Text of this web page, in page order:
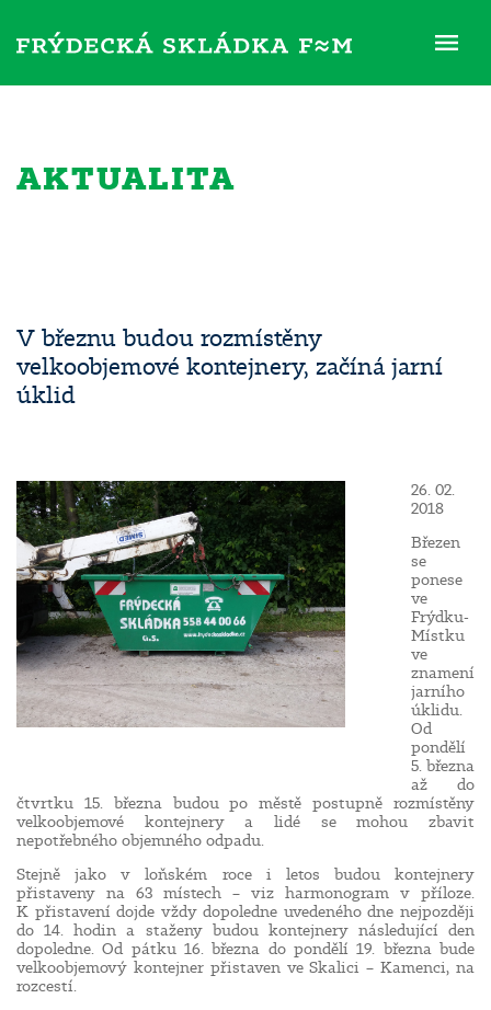
ME
AKTUALITA
V březnu budou rozmístěny
velkoobjemové kontejnery, začíná jarní
úklid
26. 02.
2018
Březen
se
ponese
ve
Frýdku-
Místku
ve
znamení
jarního
úklidu.
Od
pondělí
5. března
až do
čtvrtku 15. března budou po městě postupně rozmístěny
velkoobjemové kontejnery a lidé se mohou zbavit
nepotřebného objemného odpadu.
Stejně jako v loňském roce i letos budou kontejnery
přistaveny na 63 místech – viz harmonogram v příloze.
K přistavení dojde vždy dopoledne uvedeného dne nejpozději
do 14. hodin a staženy budou kontejnery následující den
dopoledne. Od pátku 16. března do pondělí 19. března bude
velkoobjemový kontejner přistaven ve Skalici – Kamenci, na
rozcestí.